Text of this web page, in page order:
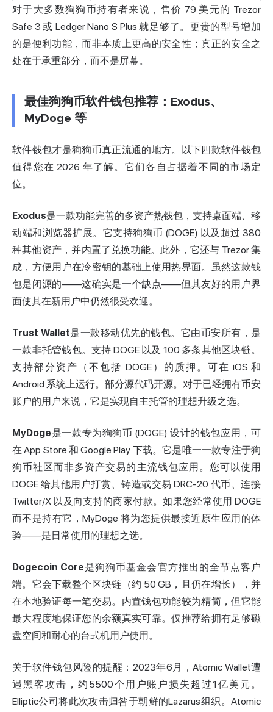
对于大多数狗狗币持有者来说，售价 79 美元的 Trezor
Safe 3 或 Ledger Nano S Plus 就足够了。更贵的型号增加
的是便利功能，而非本质上更高的安全性；真正的安全之
处在于承重部分，而不是屏幕。
最佳狗狗币软件钱包推荐：Exodus、
MyDoge 等
软件钱包才是狗狗币真正流通的地方。以下四款软件钱包
值得您在 2026 年了解。它们各自占据着不同的市场定
位。
Exodus是一款功能完善的多资产热钱包，支持桌面端、移
动端和浏览器扩展。它支持狗狗币 (DOGE) 以及超过 380
种其他资产，并内置了兑换功能。此外，它还与 Trezor 集
成，方便用户在冷密钥的基础上使用热界面。虽然这款钱
包是闭源的——这确实是一个缺点——但其友好的用户界
面使其在新用户中仍然很受欢迎。
Trust Wallet是一款移动优先的钱包。它由币安所有，是
一款非托管钱包。支持 DOGE 以及 100 多条其他区块链。
支持部分资产（不包括 DOGE）的质押。可在 iOS 和
Android 系统上运行。部分源代码开源。对于已经拥有币安
账户的用户来说，它是实现自主托管的理想升级之选。
MyDoge是一款专为狗狗币 (DOGE) 设计的钱包应用，可
在 App Store 和 Google Play 下载。它是唯一一款专注于狗
狗币社区而非多资产交易的主流钱包应用。您可以使用
DOGE 给其他用户打赏、铸造或交易 DRC-20 代币、连接
Twitter/X 以及向支持的商家付款。如果您经常使用 DOGE
而不是持有它，MyDoge 将为您提供最接近原生应用的体
验——是日常使用的理想之选。
Dogecoin Core是狗狗币基金会官方推出的全节点客户
端。它会下载整个区块链（约 50 GB，且仍在增长），并
在本地验证每一笔交易。内置钱包功能较为精简，但它能
最大程度地保证您的余额真实可靠。仅推荐给拥有足够磁
盘空间和耐心的台式机用户使用。
关于软件钱包风险的提醒：2023年6月，Atomic Wallet遭
遇黑客攻击，约5500个用户账户损失超过1亿美元。
Elliptic公司将此次攻击归咎于朝鲜的Lazarus组织。Atomic